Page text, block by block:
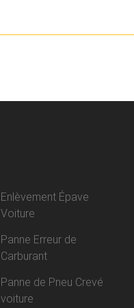
Enlèvement Épave
Voiture
Panne Erreur de
Carburant
Panne de Pneu Crevé
voiture